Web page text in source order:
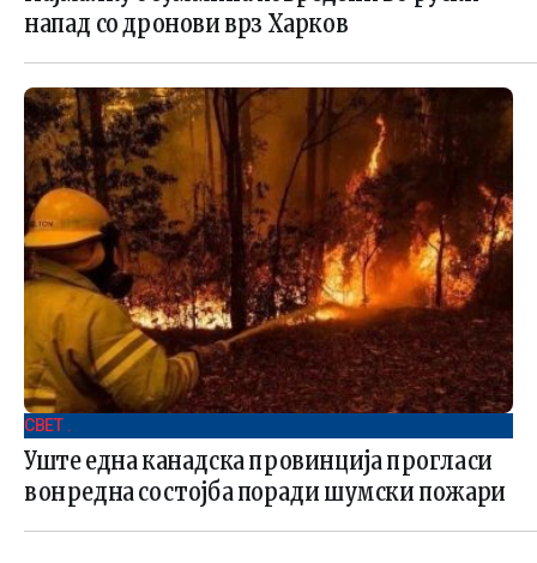
напад со дронови врз Харков
СВЕТ .
Уште една канадска провинција прогласи
вонредна состојба поради шумски пожари